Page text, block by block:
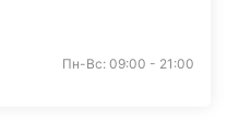
Пн-Вс: 09:00 - 21:00